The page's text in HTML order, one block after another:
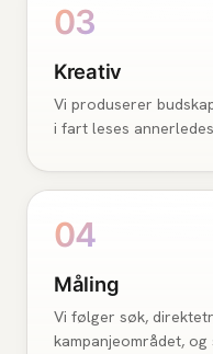
03
Kreativ
Vi produserer
i fart leses
04
Måling
Vi følger søk,
kampanjeområdet,